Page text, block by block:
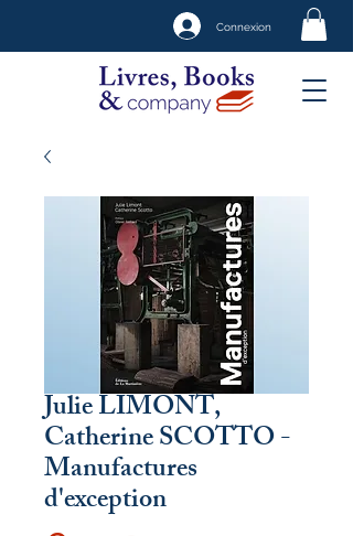
Connexion
Julie LIMONT,
Catherine SCOTTO -
Manufactures
d'exception